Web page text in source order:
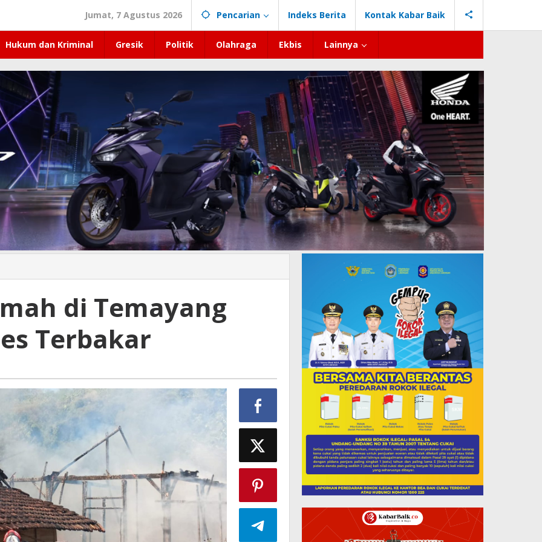
Jumat, 7 Agustus 2026 Pencarian Indeks Berita Kontak Kabar Baik
Hukum dan Kriminal Gresik Politik Olahraga Ekbis Lainnya
di Temayang
Terbakar